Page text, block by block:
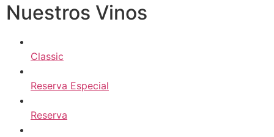
Nuestros Vinos
Classic
Reserva Especial
Reserva